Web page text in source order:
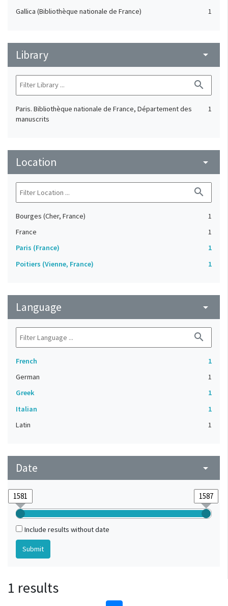
Gallica (Bibliothèque nationale de France) 1
Library arrow_drop_down
search
Paris. Bibliothèque nationale de France, Département des
manuscrits
1
Location arrow_drop_down
search
Bourges (Cher, France)
1
France
1
Paris (France)
1
Poitiers (Vienne, France)
1
Language arrow_drop_down
search
French
1
German
1
Greek
1
Italian
1
Latin
1
Date arrow_drop_down
Include results without date
1 results